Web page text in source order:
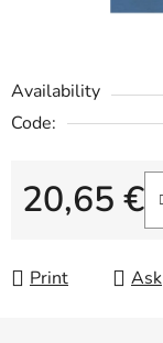
Availability
Code:
20,65 €
Print Ask